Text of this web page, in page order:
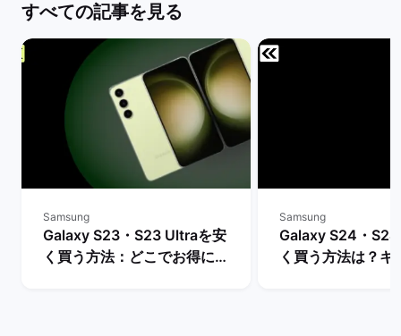
すべての記事を見る
Samsung
Galaxy S23・S23 Ultraを安
く買う方法：どこでお得に購
Samsung
Galaxy S24・
く買う方法は？キ